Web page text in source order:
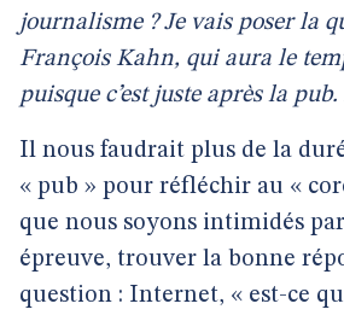
journalisme ? Je vais poser la
François Kahn, qui aura le
puisque c’est juste après la
Il nous faudrait plus de la
« pub » pour réfléchir au «
que nous soyons intimidés
épreuve, trouver la bonne
question : Internet, « est-ce